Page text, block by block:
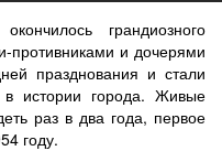
грандиозного
и дочерями
празднования и стали
истории города. Живые
раз в два года, первое
году.